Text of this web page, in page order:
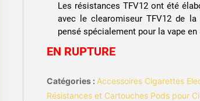
Les résistances TFV12 ont été
avec le clearomiseur TFV12 de
pensé spécialement pour la vape
EN RUPTURE
Catégories : Accessoires Cigarettes
Résistances et Cartouches Pods pour